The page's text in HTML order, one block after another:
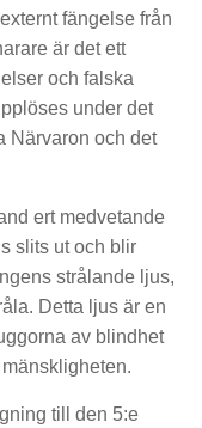
fängelse från
är det ett
och falska
under det
Närvaron och det
ert medvetande
slits ut och blir
strålande ljus,
Detta ljus är en
av blindhet
till den 5:e